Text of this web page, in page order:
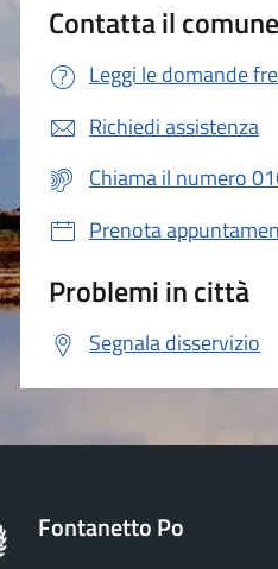
Contatta il comune
Leggi le domande
Richiedi assistenza
Chiama il numero
Prenota
Problemi in città
Segnala disservizio
Fontanetto Po